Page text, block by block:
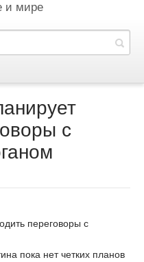
и мире
с
пока нет четких планов